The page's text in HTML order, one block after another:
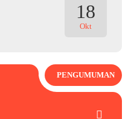
18
Okt
PENGUMUMAN